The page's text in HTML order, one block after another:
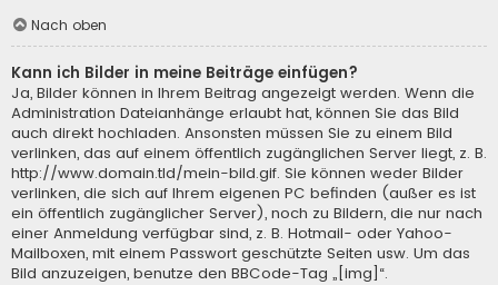
Nach oben
Kann ich Bilder in meine Beiträge einfügen?
Ja, Bilder können in Ihrem Beitrag angezeigt werden. Wenn die
Administration Dateianhänge erlaubt hat, können Sie das Bild
auch direkt hochladen. Ansonsten müssen Sie zu einem Bild
verlinken, das auf einem öffentlich zugänglichen Server liegt, z. B.
http://www.domain.tld/mein-bild.gif. Sie können weder Bilder
verlinken, die sich auf Ihrem eigenen PC befinden (außer es ist
ein öffentlich zugänglicher Server), noch zu Bildern, die nur nach
einer Anmeldung verfügbar sind, z. B. Hotmail- oder Yahoo-
Mailboxen, mit einem Passwort geschützte Seiten usw. Um das
Bild anzuzeigen, benutze den BBCode-Tag „[img]“.